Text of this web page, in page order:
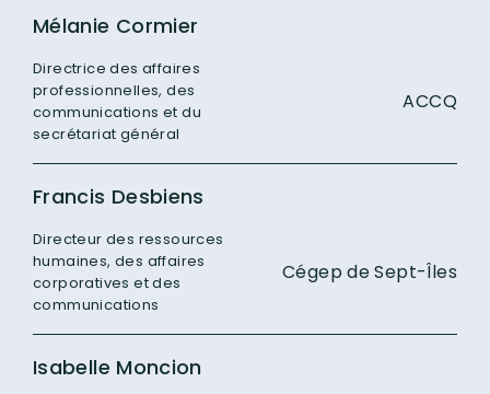
Mélanie Cormier
Directrice des affaires
professionnelles, des
communications et du
secrétariat général
ACCQ
Francis Desbiens
Directeur des ressources
humaines, des affaires
corporatives et des
communications
Cégep de Sept-Îles
Isabelle Moncion